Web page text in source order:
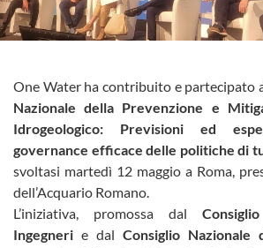
One Water ha contribuito e partecipato
Nazionale della Prevenzione e
Idrogeologico: Previsioni ed
governance efficace delle politiche di
svoltasi martedì 12 maggio a Roma,
dell’Acquario Romano.
L’iniziativa, promossa dal
Ingegneri e dal Consiglio Nazionale